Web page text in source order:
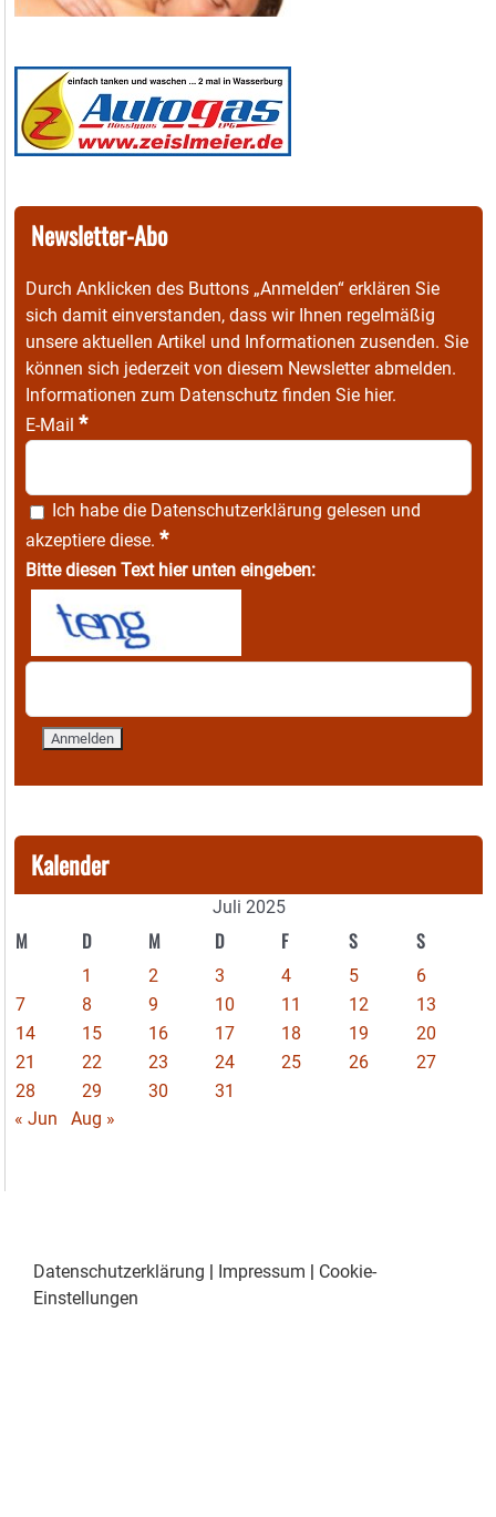
Newsletter-Abo
Durch Anklicken des Buttons „Anmelden“ erklären Sie
sich damit einverstanden, dass wir Ihnen regelmäßig
unsere aktuellen Artikel und Informationen zusenden. Sie
können sich jederzeit von diesem Newsletter abmelden.
Informationen zum Datenschutz finden Sie hier.
E-Mail *
Ich habe die Datenschutzerklärung gelesen und
akzeptiere diese. *
Bitte diesen Text hier unten eingeben:
Kalender
Juli 2025
M D M D F S S
1 2 3 4 5
6
7
8 9 10 11 12
13
14
15 16 17 18 19
20
21
22 23 24 25 26
27
28
29 30
31
« Jun
Aug »
Datenschutzerklärung Impressum
Cookie-
Einstellungen